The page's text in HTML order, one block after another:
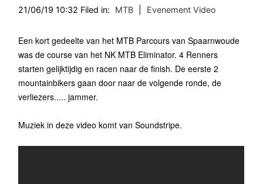
21/06/19 10:32 Filed in: MTB Evenement Video
Een kort gedeelte van het MTB Parcours van Spaarnwoude
was de course van het NK MTB Eliminator. 4 Renners
starten gelijktijdig en racen naar de finish. De eerste 2
mountainbikers gaan door naar de volgende ronde, de
verliezers..... jammer.
Muziek in deze video komt van Soundstripe.